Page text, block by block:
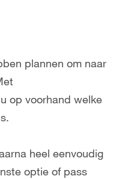
plannen om naar
op voorhand welke
heel eenvoudig
optie of pass